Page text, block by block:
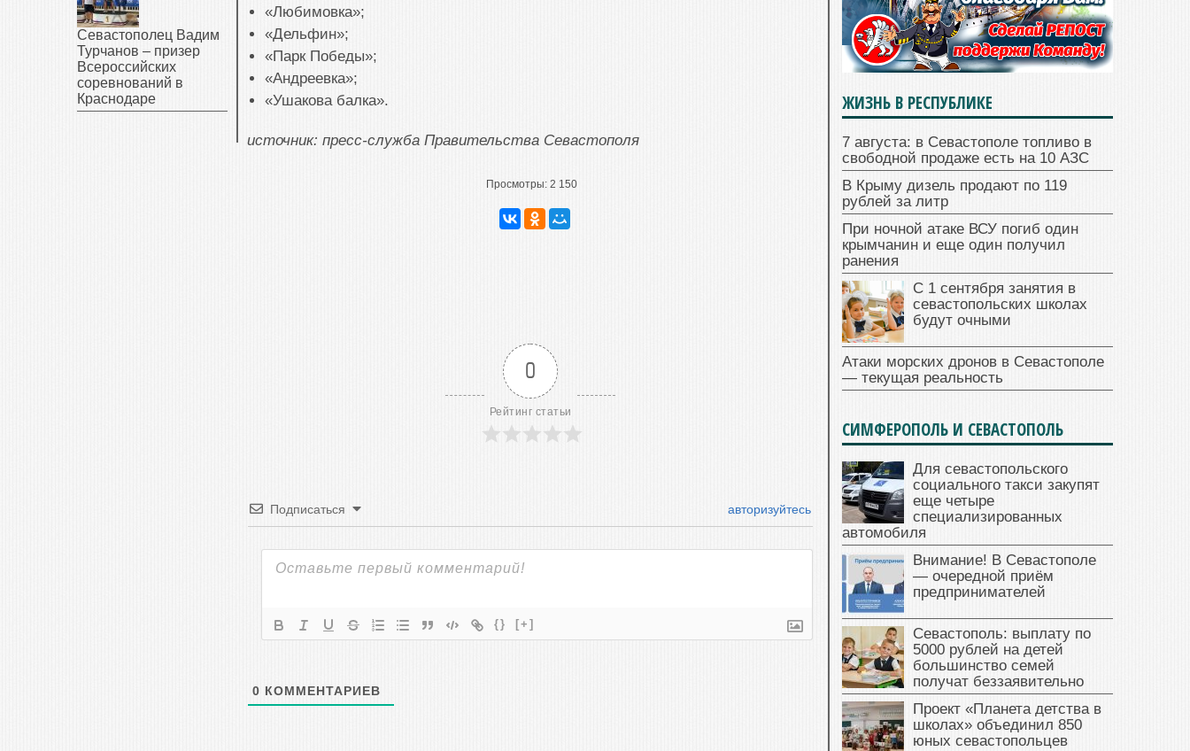
«Любимовка»;
«Дельфин»;
«Парк Победы»;
«Андреевка»;
«Ушакова балка».
источник: пресс-служба Правительства Севастополя
Просмотры: 2 150
0
Рейтинг статьи
Подписаться авторизуйтесь
{} [+]
0 КОММЕНТАРИЕВ
Севастополец Вадим
Турчанов – призер
Всероссийских
соревнований в
Краснодаре
ЖИЗНЬ В РЕСПУБЛИКЕ
7 августа: в Севастополе топливо в
свободной продаже есть на 10 АЗС
В Крыму дизель продают по 119
рублей за литр
При ночной атаке ВСУ погиб один
крымчанин и еще один получил
ранения
С 1 сентября занятия в
севастопольских школах
будут очными
Атаки морских дронов в Севастополе
— текущая реальность
СИМФЕРОПОЛЬ И СЕВАСТОПОЛЬ
Для севастопольского
социального такси закупят
еще четыре
специализированных
автомобиля
Внимание! В Севастополе
— очередной приём
предпринимателей
Севастополь: выплату по
5000 рублей на детей
большинство семей
получат беззаявительно
Проект «Планета детства в
школах» объединил 850
юных севастопольцев